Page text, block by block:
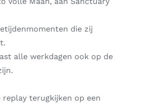
die zij
alle werkdagen ook op de
terugkijken op een